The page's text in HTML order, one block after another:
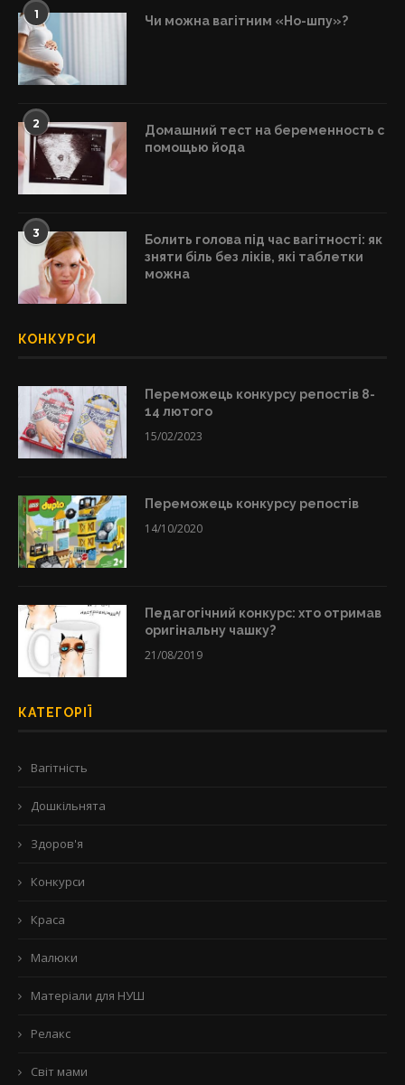
1 Чи можна вагітним «Но-шпу»?
2
Домашний тест на беременность с
помощью йода
3
Болить голова під час вагітності: як
зняти біль без ліків, які таблетки
можна
КОНКУРСИ
Переможець конкурсу репостів 8-
14 лютого
15/02/2023
Переможець конкурсу репостів
14/10/2020
Педагогічний конкурс: хто отримав
оригінальну чашку?
21/08/2019
КАТЕГОРІЇ
Вагітність
Дошкільнята
Здоров'я
Конкурси
Краса
Малюки
Матеріали для НУШ
Релакс
Світ мами